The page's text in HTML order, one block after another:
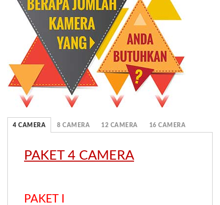
4 CAMERA 8 CAMERA 12 CAMERA 16 CAMERA
PAKET 4 CAMERA
PAKET I